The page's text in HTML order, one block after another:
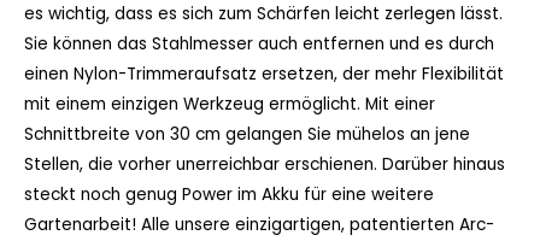
es wichtig, dass es sich zum Schärfen leicht zerlegen lässt.
Sie können das Stahlmesser auch entfernen und es durch
einen Nylon-Trimmeraufsatz ersetzen, der mehr Flexibilität
mit einem einzigen Werkzeug ermöglicht. Mit einer
Schnittbreite von 30 cm gelangen Sie mühelos an jene
Stellen, die vorher unerreichbar erschienen. Darüber hinaus
steckt noch genug Power im Akku für eine weitere
Gartenarbeit! Alle unsere einzigartigen, patentierten Arc-